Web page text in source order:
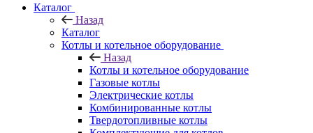
Каталог
Назад
Каталог
Котлы и котельное оборудование
Назад
Котлы и котельное оборудование
Газовые котлы
Электрические котлы
Комбинированные котлы
Твердотопливные котлы